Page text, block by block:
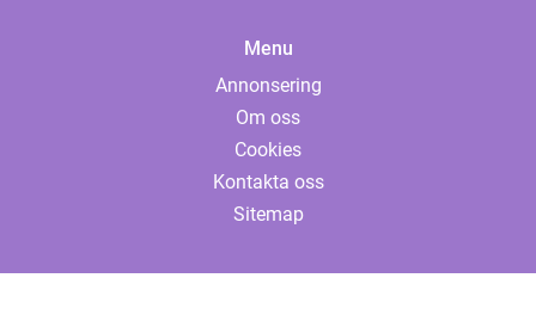
Menu
Annonsering
Om oss
Cookies
Kontakta oss
Sitemap